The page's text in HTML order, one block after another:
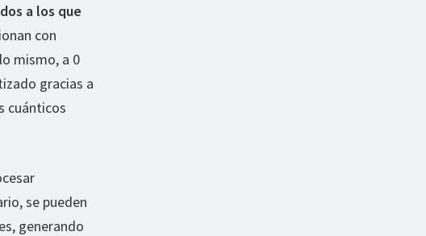
a los que
con
mismo, a 0
gracias a
cuánticos
se pueden
generando